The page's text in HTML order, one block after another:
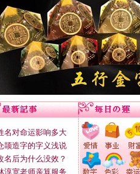
名对命运影响多大
颉造字的字义浅说
名后为什么没效？
淳宽老师亲算服务